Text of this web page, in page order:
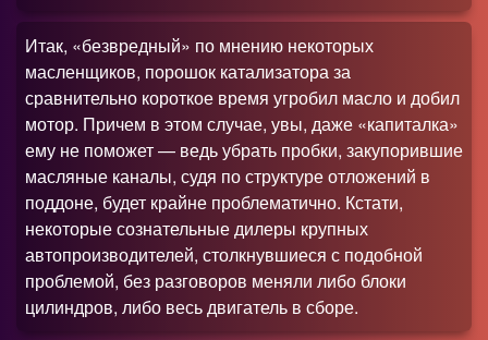
Итак, «безвредный» по мнению некоторых
масленщиков, порошок катализатора за
сравнительно короткое время угробил масло и добил
мотор. Причем в этом случае, увы, даже «капиталка»
ему не поможет — ведь убрать пробки, закупорившие
масляные каналы, судя по структуре отложений в
поддоне, будет крайне проблематично. Кстати,
некоторые сознательные дилеры крупных
автопроизводителей, столкнувшиеся с подобной
проблемой, без разговоров меняли либо блоки
цилиндров, либо весь двигатель в сборе.